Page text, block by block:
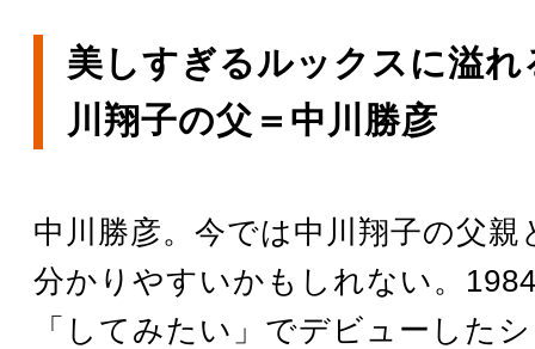
美しすぎるルックスに溢れ
川翔子の父＝中川勝彦
中川勝彦。今では中川翔子の父親
分かりやすいかもしれない。
「してみたい」でデビューした